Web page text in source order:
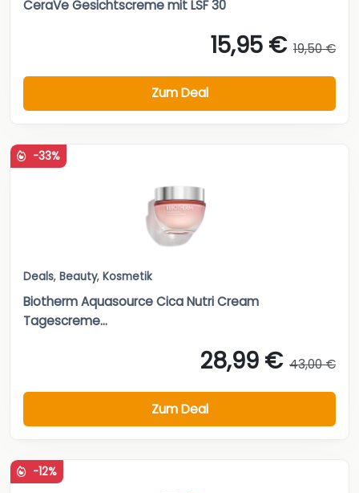
CeraVe Gesichtscreme mit LSF 30
15,95 € 19,50 €
Zum Deal
-33%
Deals, Beauty, Kosmetik
Biotherm Aquasource Cica Nutri Cream
Tagescreme...
28,99 € 43,00 €
Zum Deal
-12%